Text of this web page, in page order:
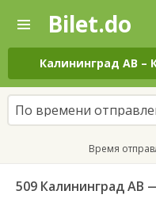
—
Поиск
и
покупка
билетов
на
автобус
онлайн
Bilet.do
Калининград АВ –
По времени
Время